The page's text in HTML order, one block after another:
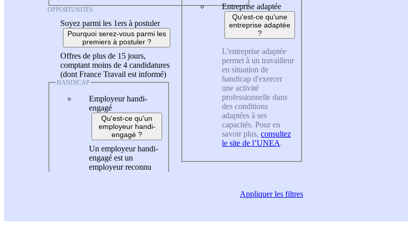
OPPORTUNITÉS
Soyez parmi les 1ers à postuler
Pourquoi serez-vous parmi les
premiers à postuler ?
Offres de plus de 15 jours,
comptant moins de 4 candidatures
(dont France Travail est informé)
HANDICAP
Employeur handi-
engagé
Qu'est-ce qu'un
employeur handi-
engagé ?
Un employeur handi-
engagé est un
employeur reconnu
Entreprise adaptée
Qu'est-ce qu'une
entreprise adaptée
?
L'entreprise adaptée
permet à un travailleur
en situation de
handicap d'exercer
une activité
professionnelle dans
des conditions
adaptées à ses
capacités. Pour en
savoir plus, consultez
le site de l’UNEA.
Appliquerles filtres